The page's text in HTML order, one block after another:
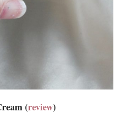
(review)